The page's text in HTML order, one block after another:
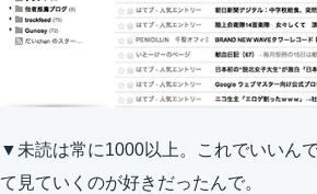
▼未読は常に1000以上。これでいいん
て見ていくのが好きだったんで。